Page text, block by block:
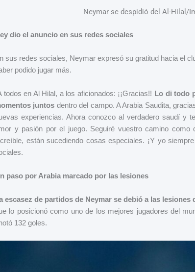
Neymar se despidió del Al-Hilal/
dio el anuncio en sus redes sociales
sus redes sociales, Neymar expresó su gratitud hacia el
podido jugar más.
todos en Al Hilal, a los aficionados: ¡¡Gracias!! Lo di todo
juntos dentro del campo. A Arabia Saudita,
experiencias. Ahora conozco al verdadero saudí y
y pasión por el juego. Seguiré vuestro camino
están sucediendo cosas especiales. ¡Y yo
paso por Arabia marcado por las lesiones
escasez de partidos de Neymar se debió a las
lo posicionó como uno de los mejores jugadores del
132 goles.